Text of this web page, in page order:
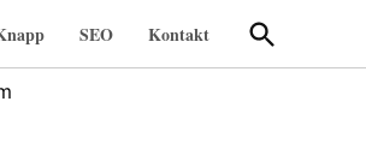
SEO Kontakt
Suche
öffnen